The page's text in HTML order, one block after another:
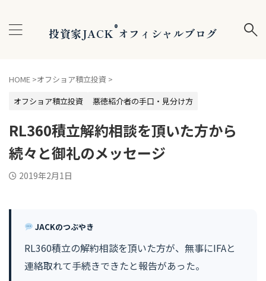
投資家JACK®オフィシャルブログ
HOME >オフショア積立投資 >
オフショア積立投資
悪徳紹介者の手口・見分け方
RL360積立解約相談を頂いた方から
続々と御礼のメッセージ
2019年2月1日
JACKのつぶやき
RL360積立の解約相談を頂いた方が、無事にIFAと
連絡取れて手続きできたと報告があった。